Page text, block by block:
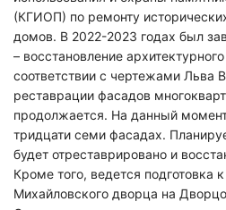
(КГИОП) по ремонту
домов. В 2022-2023 годах был
– восстановление
соответствии с чертежами Льва
реставрации фасадов
продолжается. На данный
тридцати семи фасадах.
будет отреставрировано и
Кроме того, ведется подготовка
Михайловского дворца на